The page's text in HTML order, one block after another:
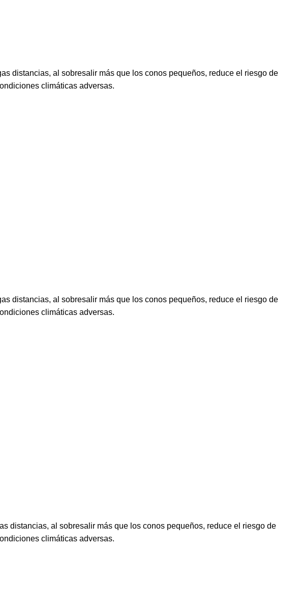
distancias, al sobresalir más que los conos pequeños, reduce el riesgo de
climáticas adversas.
distancias, al sobresalir más que los conos pequeños, reduce el riesgo de
climáticas adversas.
distancias, al sobresalir más que los conos pequeños, reduce el riesgo de
climáticas adversas.